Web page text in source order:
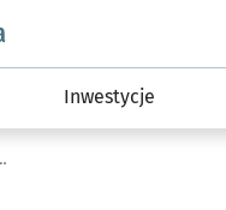
Dla mieszkańca
Inwestycje
i gaz z Rosji. Raport ze świata z 3 kwietnia